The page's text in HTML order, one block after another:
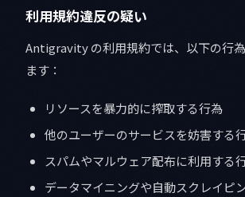
利用規約違反の疑い
Antigravity の利用規約では、以下の行
ます：
リソースを暴力的に搾取する行為
他のユーザーのサービスを妨害する
スパムやマルウェア配布に利用する
データマイニングや自動スクレイピ